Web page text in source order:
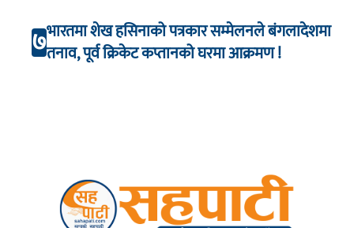
७भारतमा शेख हसिनाको पत्रकार सम्मेलनले बंगलादेशमा
तनाव, पूर्व क्रिकेट कप्तानको घरमा आक्रमण !